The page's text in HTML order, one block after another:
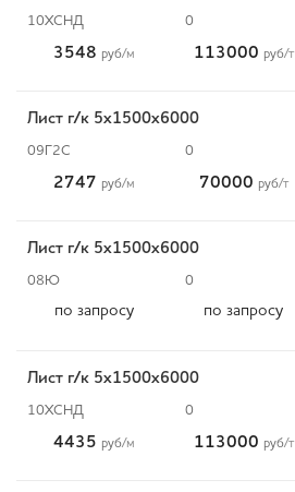
10ХСНД 0
3548 руб/м 113000 руб/т
Лист г/к 5х1500х6000
09Г2С 0
2747 руб/м 70000 руб/т
Лист г/к 5х1500х6000
08Ю 0
по запросу по запросу
Лист г/к 5х1500х6000
10ХСНД 0
4435 руб/м 113000 руб/т